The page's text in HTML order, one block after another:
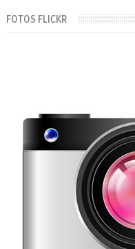
FOTOS FLICKR